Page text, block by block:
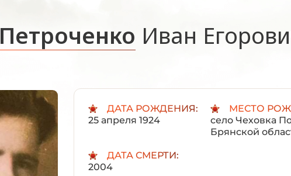
Петроченко Иван
ДАТА РОЖДЕНИЯ:
25 апреля 1924
МЕСТО
село Чеховка
Брянской
ДАТА СМЕРТИ:
2004